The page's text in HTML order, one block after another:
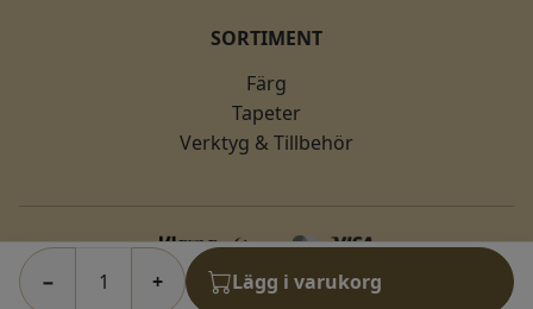
− + Lägg i varukorg
SORTIMENT
Färg
Tapeter
Verktyg & Tillbehör
© 2026 fargkungen.se